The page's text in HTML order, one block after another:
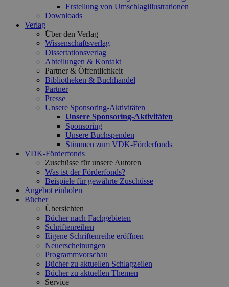
Erstellung von Umschlagillustrationen
Downloads
Verlag
Über den Verlag
Wissenschaftsverlag
Dissertationsverlag
Abteilungen & Kontakt
Partner & Öffentlichkeit
Bibliotheken & Buchhandel
Partner
Presse
Unsere Sponsoring-Aktivitäten
Unsere Sponsoring-Aktivitäten
Sponsoring
Unsere Buchspenden
Stimmen zum VDK-Förderfonds
VDK-Förderfonds
Zuschüsse für unsere Autoren
Was ist der Förderfonds?
Beispiele für gewährte Zuschüsse
Angebot einholen
Bücher
Übersichten
Bücher nach Fachgebieten
Schriftenreihen
Eigene Schriftenreihe eröffnen
Neuerscheinungen
Programmvorschau
Bücher zu aktuellen Schlagzeilen
Bücher zu aktuellen Themen
Service